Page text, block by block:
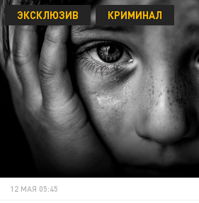
ЭКСКЛЮЗИВ КРИМИНАЛ
12 МАЯ 05:45